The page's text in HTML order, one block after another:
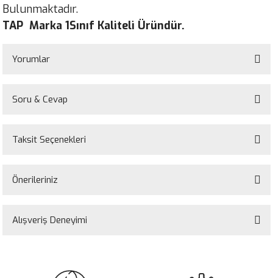
Bulunmaktadır.
TAP Marka 1Sınıf Kaliteli Üründür.
Yorumlar
Soru & Cevap
Ürün hakkında henüz soru sorulmamış.
Taksit Seçenekleri
Önerileriniz
yetersiz gördüğünüz noktaları öneri formunu kullanarak tarafımıza
Ürün resmi kalitesiz, bozuk veya görüntülenemiyor.
Alışveriş Deneyimi